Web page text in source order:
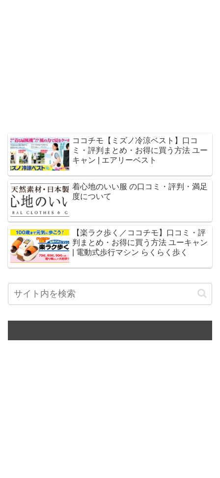
ココチモ【ミズノ冷涼ベスト】口コ
ミ・評判まとめ・お得に買う方法 ユー
キャン | エアリーベスト
着心地のいい服 の口コミ・評判・満足
度について
【楽ラク歩く／ココチモ】口コミ・評
判まとめ・お得に買う方法 ユーキャン
| 電動式歩行マシン らくらく歩く